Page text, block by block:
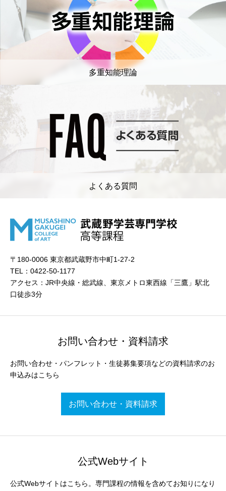
多重知能理論
よくある質問
〒180-0006 東京都武蔵野市中町1-27-2
TEL：0422-50-1177
アクセス：JR中央線・総武線、東京メトロ東西線「三鷹」駅北
口徒歩3分
お問い合わせ・資料請求
お問い合わせ・パンフレット・生徒募集要項などの資料請求のお
申込みはこちら
お問い合わせ・資料請求
公式Webサイト
公式Webサイトはこちら。専門課程の情報を含めてお知りになり